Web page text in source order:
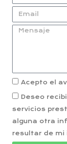
Acepto el
Deseo
servicios
alguna otra
resultar de mi